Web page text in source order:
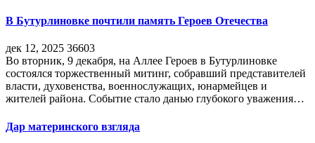
В Бутурлиновке почтили память Героев Отечества
дек 12, 2025 36603
Во вторник, 9 декабря, на Аллее Героев в Бутурлиновке
состоялся торжественный митинг, собравший представителей
власти, духовенства, военнослужащих, юнармейцев и
жителей района. Событие стало данью глубокого уважения…
Дар материнского взгляда